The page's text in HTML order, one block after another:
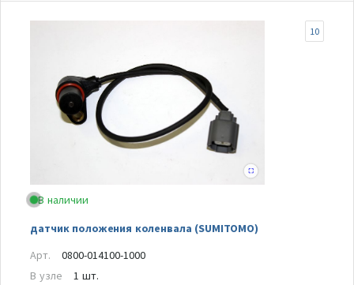
В наличии
датчик положения коленвала (SUMITOMO)
10
Арт.
0800-014100-1000
В узле
1 шт.